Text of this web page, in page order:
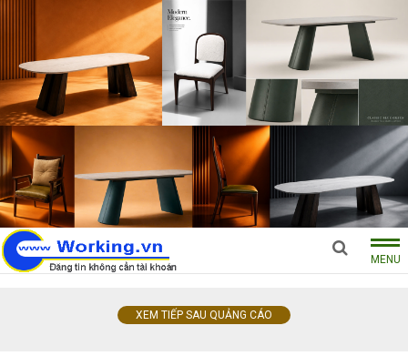
MENU
XEM TIẾP SAU QUẢNG CÁO